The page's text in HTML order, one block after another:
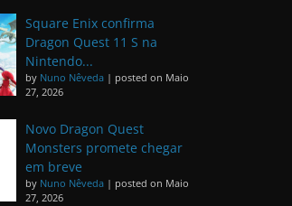
Square Enix confirma
Dragon Quest 11 S na
Nintendo...
by Nuno Nêveda | posted on Maio
27, 2026
Novo Dragon Quest
Monsters promete chegar
em breve
by Nuno Nêveda | posted on Maio
27, 2026